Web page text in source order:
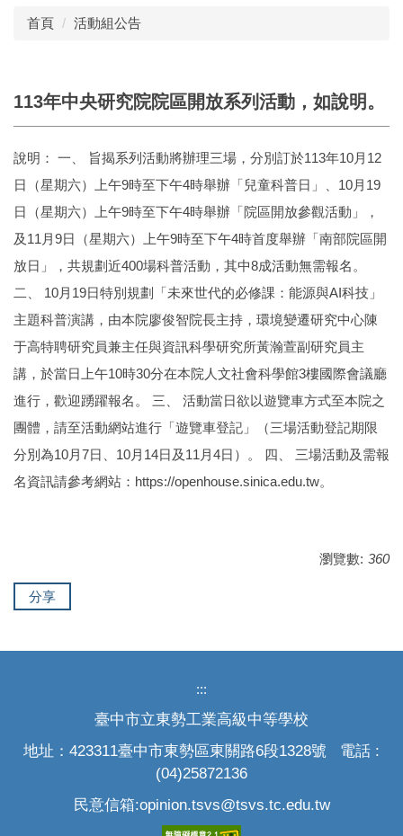
首頁 活動組公告
113年中央研究院院區開放系列活動，如說明。
說明： 一、 旨揭系列活動將辦理三場，分別訂於113年10月12
日（星期六）上午9時至下午4時舉辦「兒童科普日」、10月19
日（星期六）上午9時至下午4時舉辦「院區開放參觀活動」，
及11月9日（星期六）上午9時至下午4時首度舉辦「南部院區開
放日」，共規劃近400場科普活動，其中8成活動無需報名。
二、 10月19日特別規劃「未來世代的必修課：能源與AI科技」
主題科普演講，由本院廖俊智院長主持，環境變遷研究中心陳
于高特聘研究員兼主任與資訊科學研究所黃瀚萱副研究員主
講，於當日上午10時30分在本院人文社會科學館3樓國際會議廳
進行，歡迎踴躍報名。 三、 活動當日欲以遊覽車方式至本院之
團體，請至活動網站進行「遊覽車登記」（三場活動登記期限
分別為10月7日、10月14日及11月4日）。 四、 三場活動及需報
名資訊請參考網站：https://openhouse.sinica.edu.tw。
瀏覽數: 360
分享
:::
臺中市立東勢工業高級中等學校
地址：423311臺中市東勢區東關路6段1328號 電話 :
(04)25872136
民意信箱:opinion.tsvs@tsvs.tc.edu.tw